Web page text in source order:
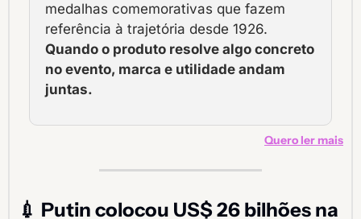
medalhas comemorativas que fazem
Quando o produto resolve algo concreto
no evento, marca e utilidade andam
juntas.
Quero ler mais
💉 Putin colocou US$ 26 bilhões na